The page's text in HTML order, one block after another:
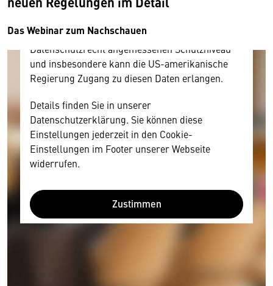
Das Webinar zum Nachschauen
und Nutzerverhalten mitunter mit US-
Diese Daten unterliegen keinem dem EU-
Datenschutzrecht angemessenen Schutzniveau
und insbesondere kann die US-amerikanische
Regierung Zugang zu diesen Daten erlangen.
Details finden Sie in unserer
Datenschutzerklärung. Sie können diese
Einstellungen jederzeit in den Cookie-
Einstellungen im Footer unserer Webseite
widerrufen.
Zustimmen